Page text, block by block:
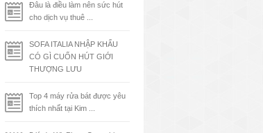
Đâu là điều làm nên sức hút
cho dịch vụ thuê ...
SOFA ITALIA NHẬP KHẨU
CÓ GÌ CUỐN HÚT GIỚI
THƯỢNG LƯU
Top 4 máy rửa bát được yêu
thích nhất tại Kim ...